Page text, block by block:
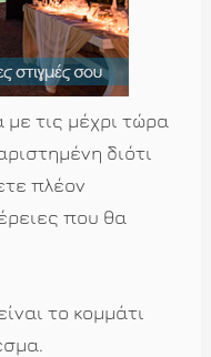
τις μέχρι τώρα
διότι
πλέον
που θα
το κομμάτι